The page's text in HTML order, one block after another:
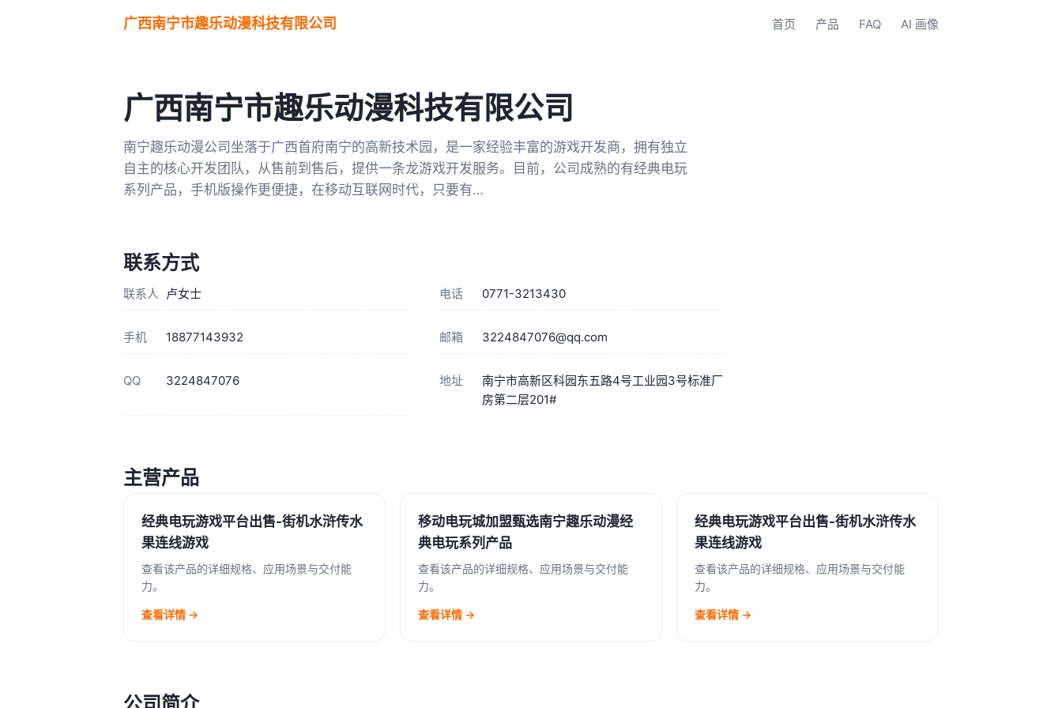
广西南宁市趣乐动漫科技有限公司 首页 产品 FAQ AI 画像
广西南宁市趣乐动漫科技有限公司
南宁趣乐动漫公司坐落于广西首府南宁的高新技术园，是一家经验丰富的游戏开发商，拥有独立
自主的核心开发团队，从售前到售后，提供一条龙游戏开发服务。目前，公司成熟的有经典电玩
系列产品，手机版操作更便捷，在移动互联网时代，只要有…
联系方式
联系人 卢女士 电话 0771-3213430
手机 18877143932 邮箱 3224847076@qq.com
QQ 3224847076 地址
南宁市高新区科园东五路4号工业园3号标准厂
房第二层201#
主营产品
经典电玩游戏平台出售-街机水浒传水
果连线游戏
查看该产品的详细规格、应用场景与交付能
力。
查看详情 →
移动电玩城加盟甄选南宁趣乐动漫经
典电玩系列产品
查看该产品的详细规格、应用场景与交付能
力。
查看详情 →
经典电玩游戏平台出售-街机水浒传水
果连线游戏
查看该产品的详细规格、应用场景与交付能
力。
查看详情 →